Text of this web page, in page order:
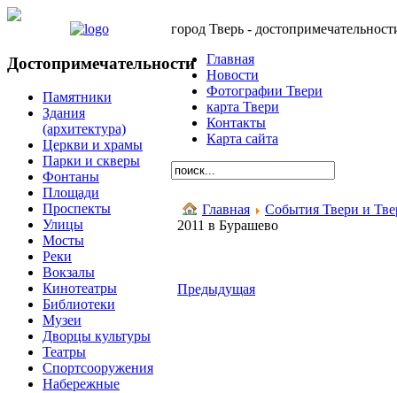
Достопримечательности
Памятники
Здания
(архитектура)
Церкви и храмы
Парки и скверы
Фонтаны
Площади
Проспекты
Улицы
Мосты
Реки
Вокзалы
Кинотеатры
Библиотеки
Музеи
Дворцы культуры
Театры
Спортсооружения
Набережные
город Тверь -
Главная
Новости
Фотографии Твери
карта Твери
Контакты
Карта сайта
Главная
События Твери и
2011 в Бурашево
Предыдущая